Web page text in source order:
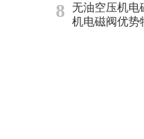
8
无油空压机电
机电磁阀优势